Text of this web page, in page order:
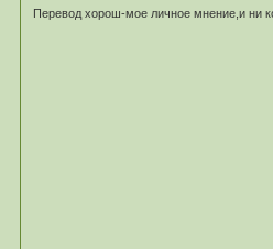
Перевод хорош-мое личное мнение,и ни